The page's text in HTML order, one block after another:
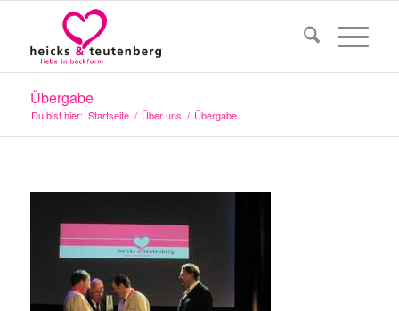
Übergabe
Du bist hier: Startseite / Über uns / Übergabe